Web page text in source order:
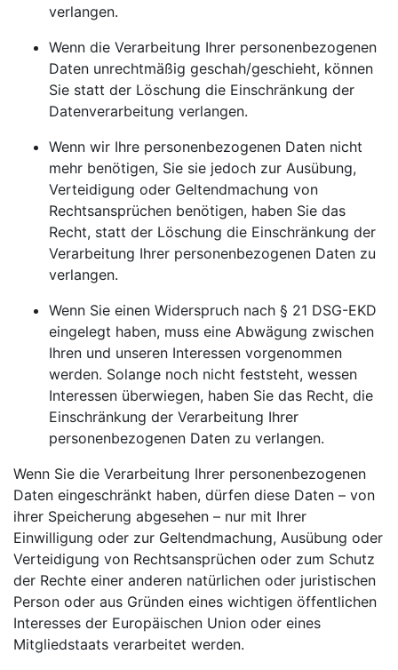
verlangen.
Wenn die Verarbeitung Ihrer personenbezogenen
Daten unrechtmäßig geschah/geschieht, können
Sie statt der Löschung die Einschränkung der
Datenverarbeitung verlangen.
Wenn wir Ihre personenbezogenen Daten nicht
mehr benötigen, Sie sie jedoch zur Ausübung,
Verteidigung oder Geltendmachung von
Rechtsansprüchen benötigen, haben Sie das
Recht, statt der Löschung die Einschränkung der
Verarbeitung Ihrer personenbezogenen Daten zu
verlangen.
Wenn Sie einen Widerspruch nach § 21 DSG-EKD
eingelegt haben, muss eine Abwägung zwischen
Ihren und unseren Interessen vorgenommen
werden. Solange noch nicht feststeht, wessen
Interessen überwiegen, haben Sie das Recht, die
Einschränkung der Verarbeitung Ihrer
personenbezogenen Daten zu verlangen.
Wenn Sie die Verarbeitung Ihrer personenbezogenen
Daten eingeschränkt haben, dürfen diese Daten – von
ihrer Speicherung abgesehen – nur mit Ihrer
Einwilligung oder zur Geltendmachung, Ausübung oder
Verteidigung von Rechtsansprüchen oder zum Schutz
der Rechte einer anderen natürlichen oder juristischen
Person oder aus Gründen eines wichtigen öffentlichen
Interesses der Europäischen Union oder eines
Mitgliedstaats verarbeitet werden.